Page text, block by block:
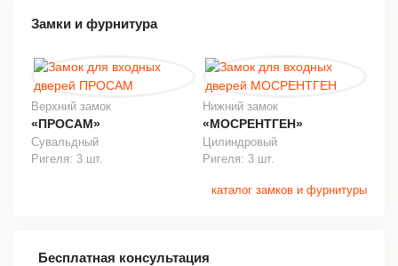
Замки и фурнитура
Верхний замок
«ПРОСАМ»
Сувальдный
Ригеля: 3 шт.
Нижний замок
«МОСРЕНТГЕН»
Цилиндровый
Ригеля: 3 шт.
каталог замков и фурнитуры
Бесплатная консультация